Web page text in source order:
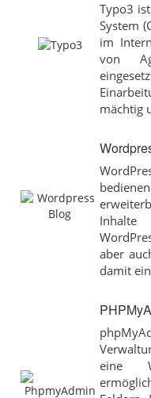
Typo3
System
im
von
mächtig
Inhalte
aber
damit
eine